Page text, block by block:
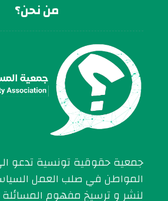
من نحن؟
جمعية حقوقية تونسية تدعو
المواطن في صلب العمل
لنشر و ترسيخ مفهوم المسائلة